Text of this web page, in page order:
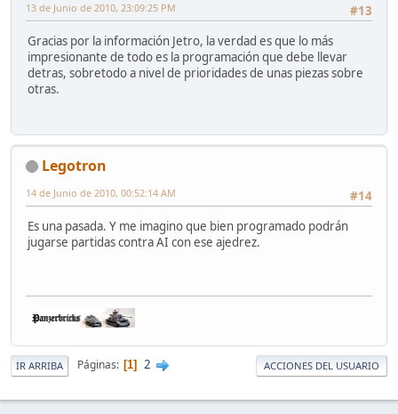
#13
13 de Junio de 2010, 23:09:25 PM
Gracias por la información Jetro, la verdad es que lo más
impresionante de todo es la programación que debe llevar
detras, sobretodo a nivel de prioridades de unas piezas sobre
otras.
Legotron
#14
14 de Junio de 2010, 00:52:14 AM
Es una pasada. Y me imagino que bien programado podrán
jugarse partidas contra AI con ese ajedrez.
IR ARRIBA Páginas 1 2 ACCIONES DEL USUARIO